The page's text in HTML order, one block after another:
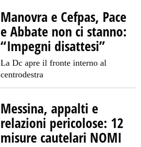
Manovra e Cefpas, Pace
e Abbate non ci stanno:
“Impegni disattesi”
La Dc apre il fronte interno al
centrodestra
Messina, appalti e
relazioni pericolose: 12
misure cautelari NOMI